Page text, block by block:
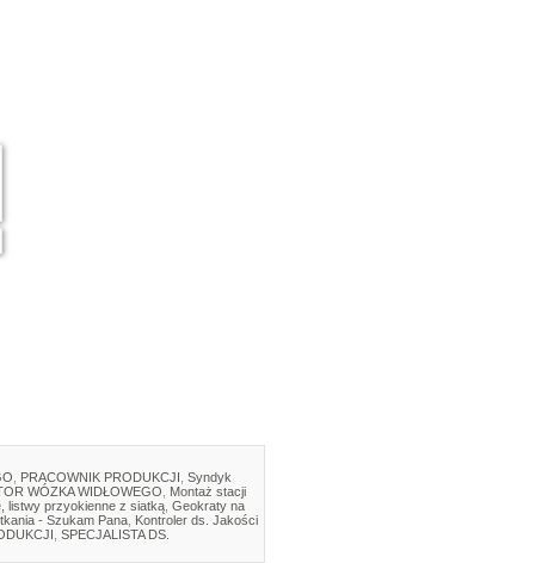
PRACOWNIK PRODUKCJI Syndyk
WÓZKA WIDŁOWEGO
Montaż stacji
listwy przyokienne z siatką Geokraty na
- Szukam Pana Kontroler ds. Jakości
SPECJALISTA DS.